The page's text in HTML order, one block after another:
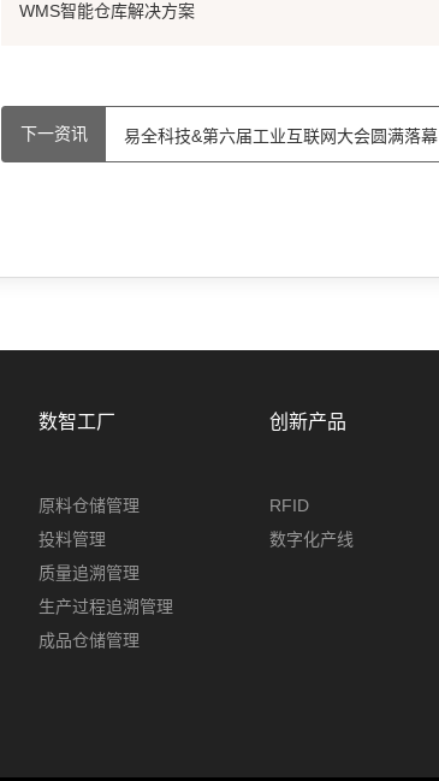
WMS智能仓库解决方案
下一资讯 易全科技&第六届工业互联网大会圆满落
数智工厂
原料仓储管理
投料管理
质量追溯管理
生产过程追溯管理
成品仓储管理
创新产品
RFID
数字化产线